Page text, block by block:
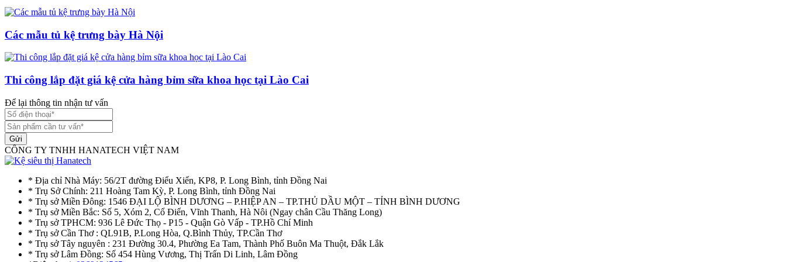
Các mẫu tủ kệ trưng bày Hà Nội
Thi công lắp đặt giá kệ cửa hàng bỉm sữa khoa học tại Lào Cai
Để lại thông tin nhận tư vấn
Gửi
CÔNG TY TNHH HANATECH VIỆT NAM
* Địa chỉ Nhà Máy: 56/2T đường Điểu Xiển, KP8, P. Long Bình, tỉnh Đồng Nai
* Trụ Sở Chính: 211 Hoàng Tam Kỳ, P. Long Bình, tỉnh Đồng Nai
* Trụ sở Miền Đông: 1546 ĐẠI LỘ BÌNH DƯƠNG – P.HIỆP AN – TP.THỦ DẦU MỘT – TỈNH BÌNH DƯƠNG
* Trụ sở Miền Bắc: Số 5, Xóm 2, Cổ Điển, Vĩnh Thanh, Hà Nôi (Ngay chân Cầu Thăng Long)
* Trụ sở TPHCM: 936 Lê Đức Thọ - P15 - Quận Gò Vấp - TP.Hồ Chí Minh
* Trụ sở Cần Thơ : QL91B, P.Long Hòa, Q.Bình Thủy, TP.Cần Thơ
* Trụ sở Tây nguyên : 231 Đường 30.4, Phường Ea Tam, Thành Phố Buôn Ma Thuột, Đắk Lắk
* Trụ sở Lâm Đồng: Số 454 Hùng Vương, Thị Trấn Di Linh, Lâm Đồng